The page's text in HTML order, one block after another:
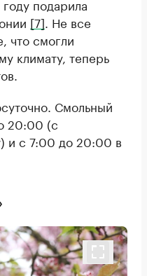
подарила
[7] . Не все
что смогли
климату, теперь
Смольный
20:00 (с
и с 7:00 до 20:00 в